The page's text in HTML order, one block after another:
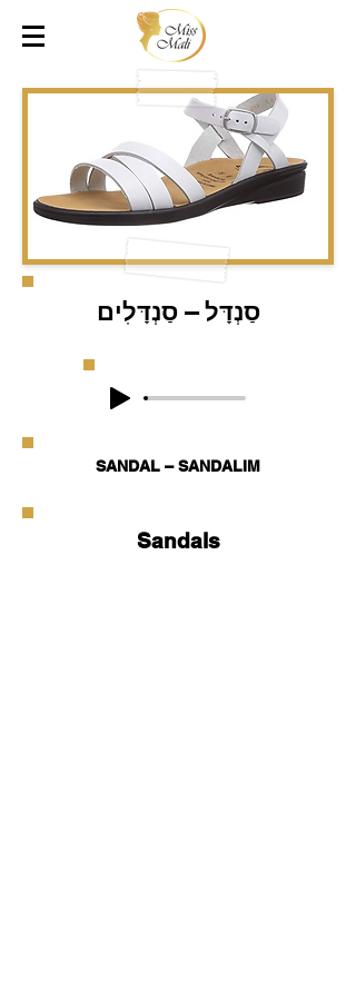
סַנְדָּל – סַנְדָּלִים
SANDAL – SANDALIM
Sandals